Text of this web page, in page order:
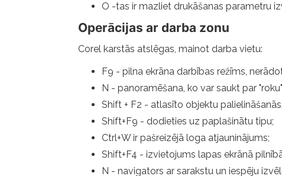
O -tas ir mazliet drukāšanas parametru
Operācijas ar darba zonu
Corel karstās atslēgas, mainot darba vietu:
F9 - pilna ekrāna darbības režīms,
N - panoramēšana, ko var saukt par
Shift + F2 - atlasīto objektu
Shift+F9 - dodieties uz paplašinātu tipu;
Ctrl+W ir pašreizējā loga atjauninājums;
Shift+F4 - izvietojums lapas ekrānā
N - navigators ar sarakstu un iespēju